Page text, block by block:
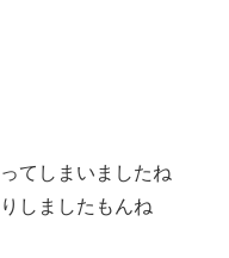
てしまいましたね
しましたもんね